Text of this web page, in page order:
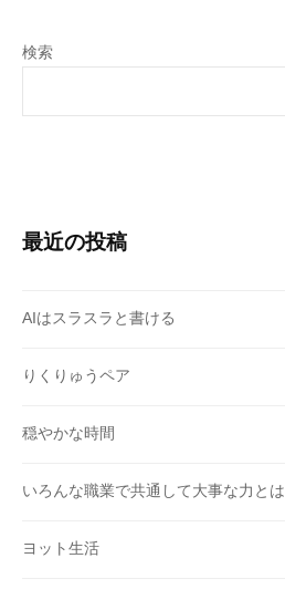
検索
最近の投稿
AIはスラスラと書ける
りくりゅうペア
穏やかな時間
いろんな職業で共通して大事な力とは
ヨット生活